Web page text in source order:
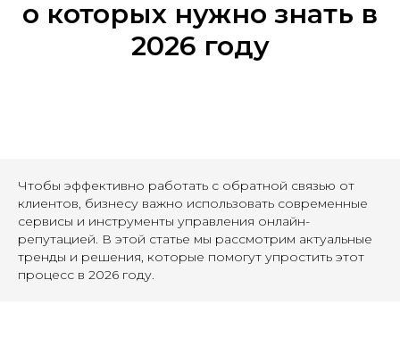
о которых нужно знать в
2026 году
Чтобы эффективно работать с обратной связью от
клиентов, бизнесу важно использовать современные
сервисы и инструменты управления онлайн-
репутацией. В этой статье мы рассмотрим актуальные
тренды и решения, которые помогут упростить этот
процесс в 2026 году.